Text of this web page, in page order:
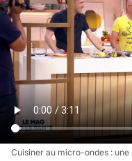
Cuisiner au micro-ondes : une